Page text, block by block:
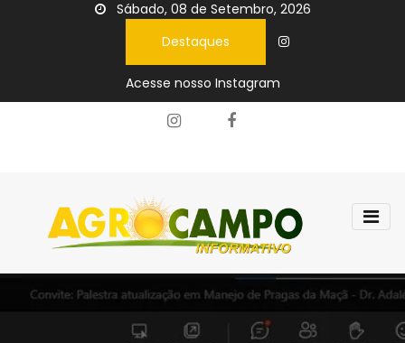
Sábado, 08 de Setembro, 2026
Destaques
Acesse nosso Instagram